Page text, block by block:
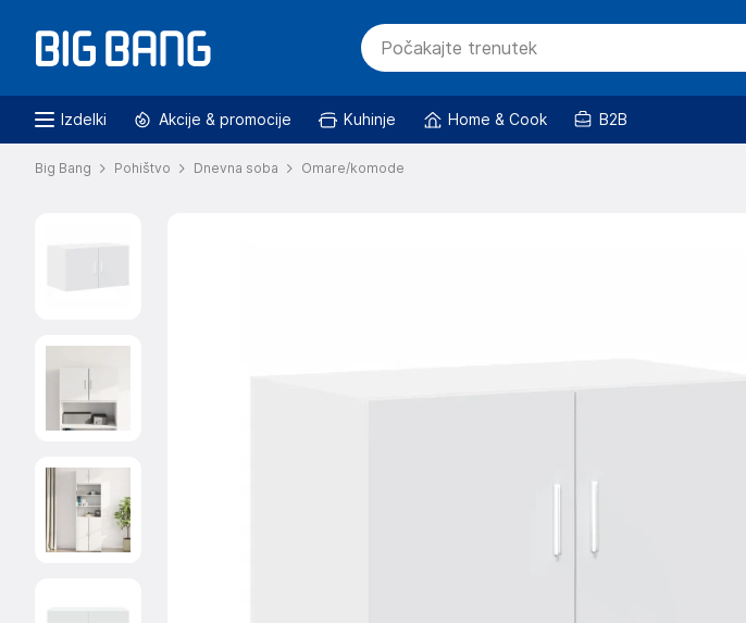
Izdelki Akcije & promocije Kuhinje Home & Cook B2B
Big Bang Pohištvo Dnevna soba Omare/komode